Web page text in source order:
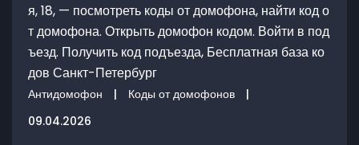
я, 18, — посмотреть коды от домофона, найти код о
т домофона. Открыть домофон кодом. Войти в под
ъезд. Получить код подъезда, Бесплатная база ко
дов Санкт-Петербург
Антидомофон | Коды от домофонов
|
09.04.2026